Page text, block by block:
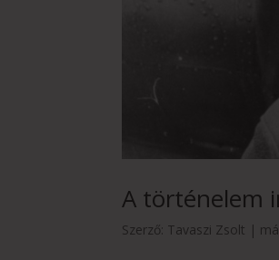
A történelem
Szerző: Tavaszi Zsolt |